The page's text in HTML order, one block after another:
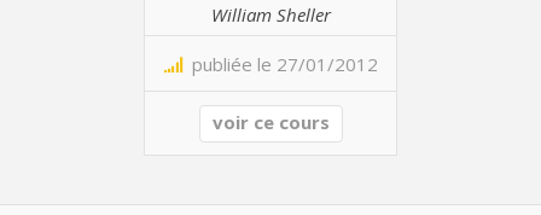
William Sheller
publiée le 27/01/2012
voir ce cours